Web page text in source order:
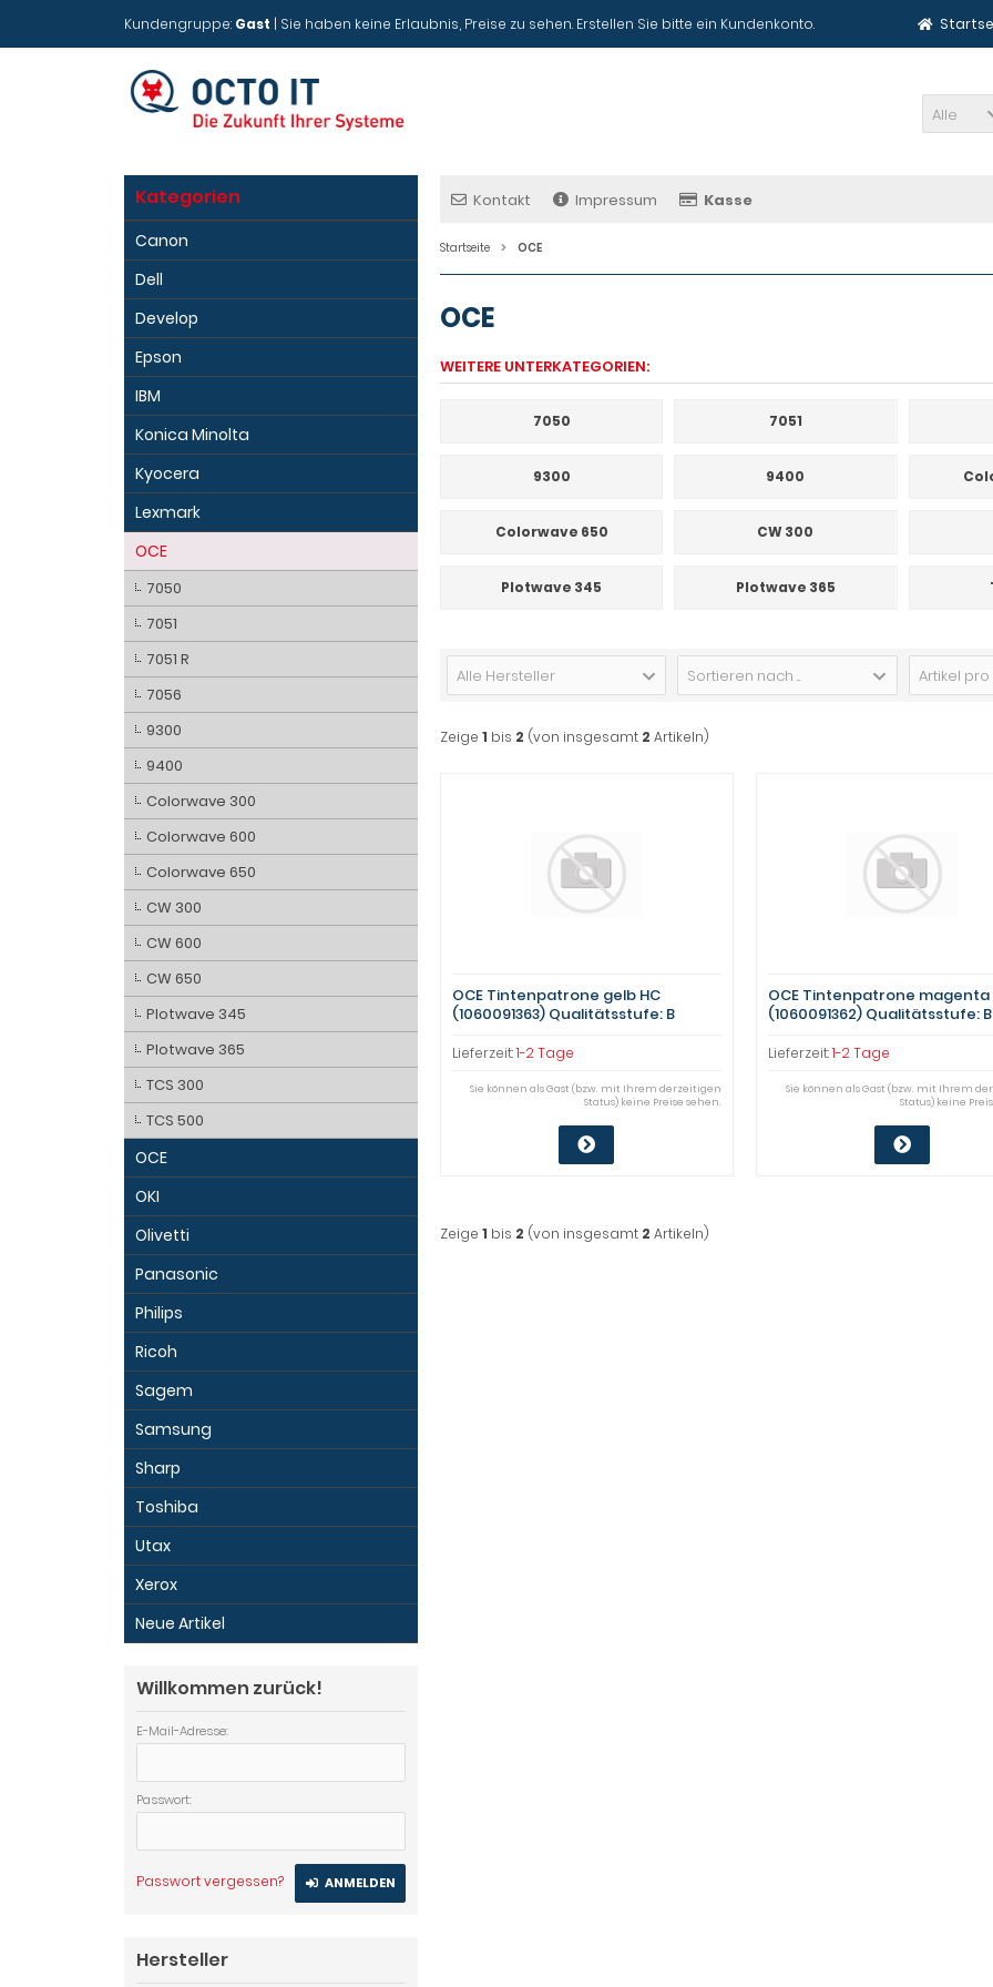
Kundengruppe: Gast | Sie haben keine Erlaubnis, Preise zu sehen. Erstellen Sie bitte ein Kundenkonto.
Alle
Kontakt Impressum Kasse
Startseite OCE
OCE
WEITERE UNTERKATEGORIEN:
7050 7051
9300 9400
Colorwave 650 CW 300
Plotwave 345 Plotwave 365
Alle Hersteller Sortieren nach ... Artikel pro
Zeige 1 bis 2 (von insgesamt 2 Artikeln)
OCE Tintenpatrone gelb HC
(1060091363) Qualitätsstufe: B
Lieferzeit:1-2 Tage
Sie können als Gast (bzw. mit Ihrem derzeitigen
Status) keine Preise sehen.
OCE Tintenpatrone magenta
(1060091362) Qualitätsstufe: B
Lieferzeit:1-2 Tage
Sie können als Gast (bzw. mit Ihrem
Status) keine
Zeige 1 bis 2 (von insgesamt 2 Artikeln)
Kategorien
Canon
Dell
Develop
Epson
IBM
Konica Minolta
Kyocera
Lexmark
OCE
7050
7051
7051 R
7056
9300
9400
Colorwave 300
Colorwave 600
Colorwave 650
CW 300
CW 600
CW 650
Plotwave 345
Plotwave 365
TCS 300
TCS 500
OCE
OKI
Olivetti
Panasonic
Philips
Ricoh
Sagem
Samsung
Sharp
Toshiba
Utax
Xerox
Neue Artikel
Willkommen zurück!
E-Mail-Adresse:
Passwort:
Passwort vergessen? ANMELDEN
Hersteller